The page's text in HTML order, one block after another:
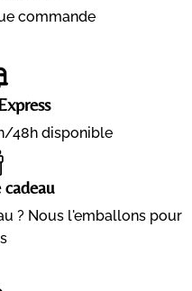
commande
48h disponible
? Nous l'emballons pour